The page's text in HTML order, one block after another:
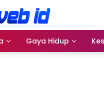
Gaya Hidup